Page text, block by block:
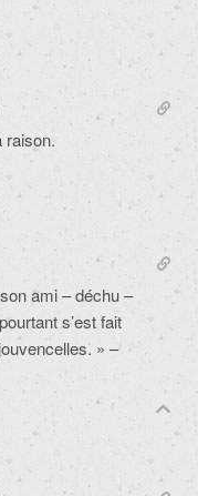
raison.
ami – déchu –
s’est fait
» –